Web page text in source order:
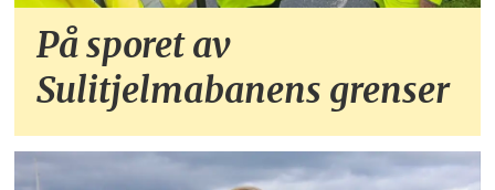
På sporet av
Sulitjelmabanens grenser